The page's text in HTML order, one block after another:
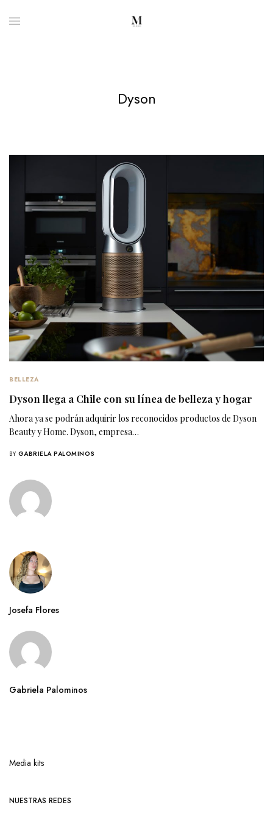
Dyson
BELLEZA
Dyson llega a Chile con su línea de belleza y hogar
Ahora ya se podrán adquirir los reconocidos productos de Dyson
Beauty y Home. Dyson, empresa…
BY GABRIELA PALOMINOS
Josefa Flores
Gabriela Palominos
Media kits
NUESTRAS REDES